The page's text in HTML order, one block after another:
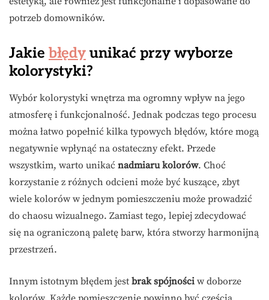
potrzeb domowników.
Jakie błędy unikać przy wyborze
kolorystyki?
Wybór kolorystyki wnętrza ma ogromny wpływ na jego
atmosferę i funkcjonalność. Jednak podczas tego procesu
można łatwo popełnić kilka typowych błędów, które mogą
negatywnie wpłynąć na ostateczny efekt. Przede
wszystkim, warto unikać nadmiaru kolorów. Choć
korzystanie z różnych odcieni może być kuszące, zbyt
wiele kolorów w jednym pomieszczeniu może prowadzić
do chaosu wizualnego. Zamiast tego, lepiej zdecydować
się na ograniczoną paletę barw, która stworzy harmonijną
przestrzeń.
Innym istotnym błędem jest brak spójności w doborze